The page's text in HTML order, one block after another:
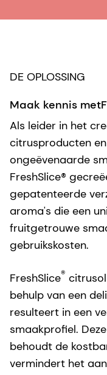
DE OPLOSSING
Maak kennis
Als leider in het
citrusproducten
ongeëvenaarde
FreshSlice®
gepatenteerde
aroma's die een
fruitgetrouwe